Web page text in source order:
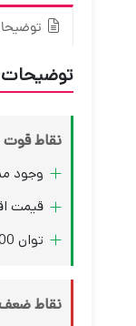
توضیحات
نقاط
وجود
قیمت
توان 600 وات مناسب: برای سیستم‌های خانگی، اداری و گیمینگ میان‌رده کافی است
نقاط